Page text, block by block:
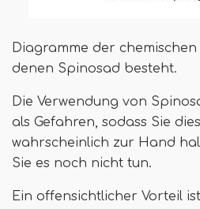
Diagramme der
denen Spinosad besteht.
Die Verwendung von
als Gefahren, sodass Sie
wahrscheinlich zur Hand
Sie es noch nicht tun.
Ein offensichtlicher Vorteil